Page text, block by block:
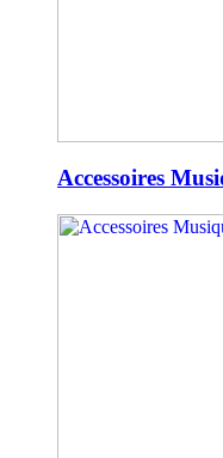
Accessoires